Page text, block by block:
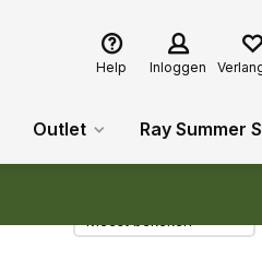
Help Inloggen
Outlet Ray Summer